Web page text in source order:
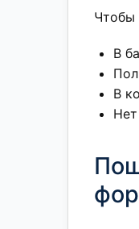
Чтобы
В
В